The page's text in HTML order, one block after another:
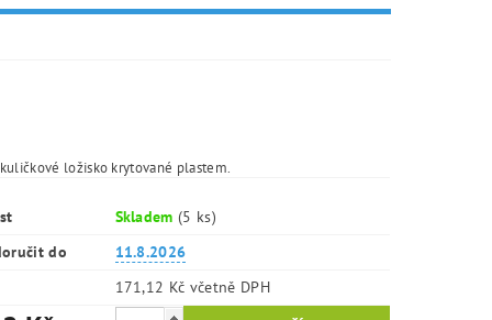
ložisko krytované plastem.
Skladem(5 ks)
do
11.8.2026
171,12 Kč včetně DPH